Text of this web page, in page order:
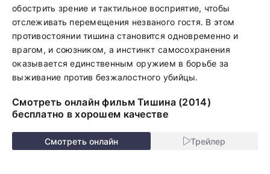
обострить зрение и тактильное восприятие, чтобы
отслеживать перемещения незваного гостя. В этом
противостоянии тишина становится одновременно и
врагом, и союзником, а инстинкт самосохранения
оказывается единственным оружием в борьбе за
выживание против безжалостного убийцы.
Смотреть онлайн фильм Тишина (2014)
бесплатно в хорошем качестве
Смотреть онлайн Трейлер